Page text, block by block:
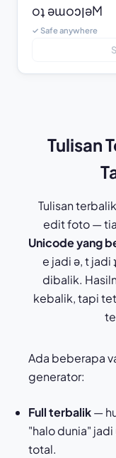
oʇ ǝɯoɔןǝM
✓ Safe anywhere
Tulisan
Tulisan
edit foto —
Unicode yang
e jadi ǝ, t jadi
dibalik.
kebalik, tapi
Ada beberapa
generator:
Full terbalik—
"halo dunia" jadi
total.